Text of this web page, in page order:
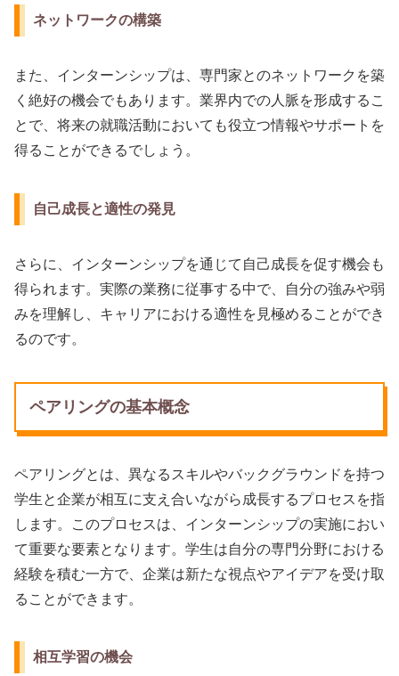
ネットワークの構築
また、インターンシップは、専門家とのネットワークを築
く絶好の機会でもあります。業界内での人脈を形成するこ
とで、将来の就職活動においても役立つ情報やサポートを
得ることができるでしょう。
自己成長と適性の発見
さらに、インターンシップを通じて自己成長を促す機会も
得られます。実際の業務に従事する中で、自分の強みや弱
みを理解し、キャリアにおける適性を見極めることができ
るのです。
ペアリングの基本概念
ペアリングとは、異なるスキルやバックグラウンドを持つ
学生と企業が相互に支え合いながら成長するプロセスを指
します。このプロセスは、インターンシップの実施におい
て重要な要素となります。学生は自分の専門分野における
経験を積む一方で、企業は新たな視点やアイデアを受け取
ることができます。
相互学習の機会